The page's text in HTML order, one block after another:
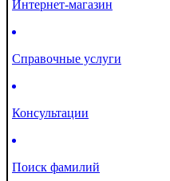
Интернет-магазин
Справочные услуги
Консультации
Поиск фамилий